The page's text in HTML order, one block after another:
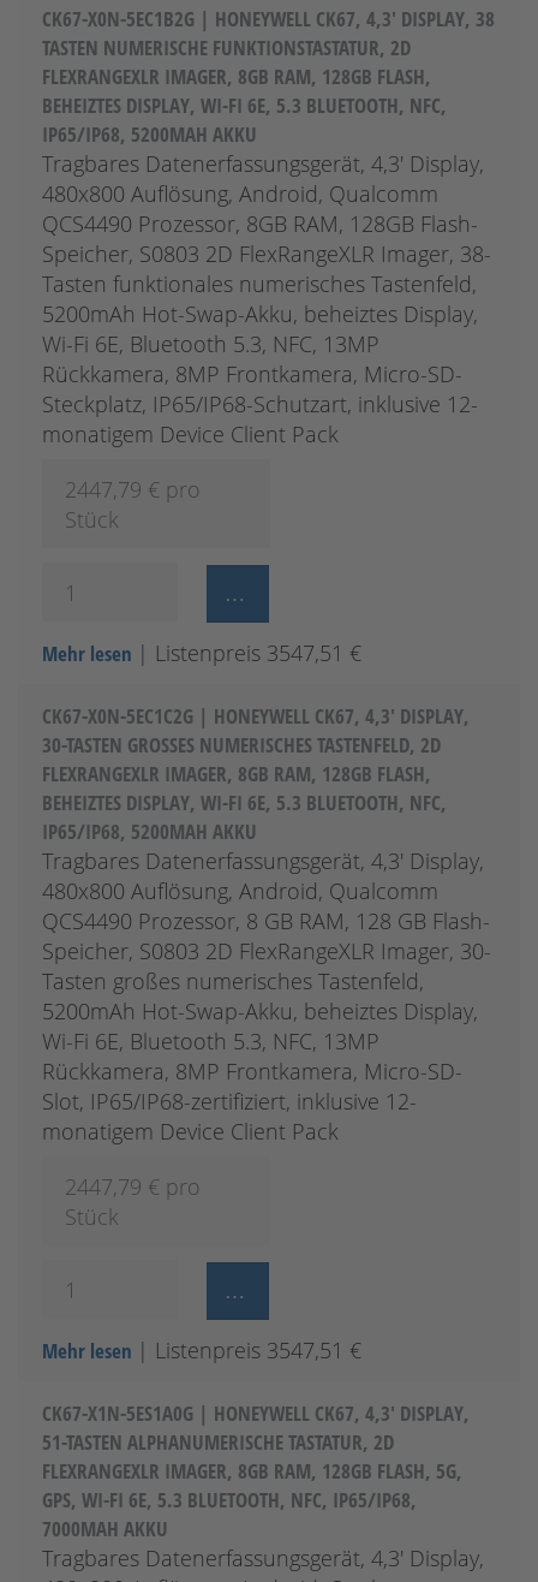
CK67-X0N-5EC1B2G | HONEYWELL CK67, 4,3' DISPLAY, 38
TASTEN NUMERISCHE FUNKTIONSTASTATUR, 2D
FLEXRANGEXLR IMAGER, 8GB RAM, 128GB FLASH,
BEHEIZTES DISPLAY, WI-FI 6E, 5.3 BLUETOOTH, NFC,
IP65/IP68, 5200MAH AKKU
Tragbares Datenerfassungsgerät, 4,3' Display,
480x800 Auflösung, Android, Qualcomm
QCS4490 Prozessor, 8GB RAM, 128GB Flash-
Speicher, S0803 2D FlexRangeXLR Imager, 38-
Tasten funktionales numerisches Tastenfeld,
5200mAh Hot-Swap-Akku, beheiztes Display,
Wi-Fi 6E, Bluetooth 5.3, NFC, 13MP
Rückkamera, 8MP Frontkamera, Micro-SD-
Steckplatz, IP65/IP68-Schutzart, inklusive 12-
monatigem Device Client Pack
2447,79 € pro
Stück
Mehr lesen | Listenpreis 3547,51 €
CK67-X0N-5EC1C2G | HONEYWELL CK67, 4,3' DISPLAY,
30-TASTEN GROSSES NUMERISCHES TASTENFELD, 2D F
LEXRANGEXLR IMAGER, 8GB RAM, 128GB FLASH, B
EHEIZTES DISPLAY, WI-FI 6E, 5.3 BLUETOOTH, NFC, I
P65/IP68, 5200MAH AKKU
Tragbares Datenerfassungsgerät, 4,3' Display,
480x800 Auflösung, Android, Qualcomm
QCS4490 Prozessor, 8 GB RAM, 128 GB Flash-
Speicher, S0803 2D FlexRangeXLR Imager, 30-
Tasten großes numerisches Tastenfeld,
5200mAh Hot-Swap-Akku, beheiztes Display,
Wi-Fi 6E, Bluetooth 5.3, NFC, 13MP
Rückkamera, 8MP Frontkamera, Micro-SD-
Slot, IP65/IP68-zertifiziert, inklusive 12-
monatigem Device Client Pack
2447,79 € pro
Stück
Mehr lesen | Listenpreis 3547,51 €
CK67-X1N-5ES1A0G | HONEYWELL CK67, 4,3' DISPLAY,
51-TASTEN ALPHANUMERISCHE TASTATUR, 2D
FLEXRANGEXLR IMAGER, 8GB RAM, 128GB FLASH, 5G,
GPS, WI-FI 6E, 5.3 BLUETOOTH, NFC, IP65/IP68,
7000MAH AKKU
Tragbares Datenerfassungsgerät, 4,3' Display,